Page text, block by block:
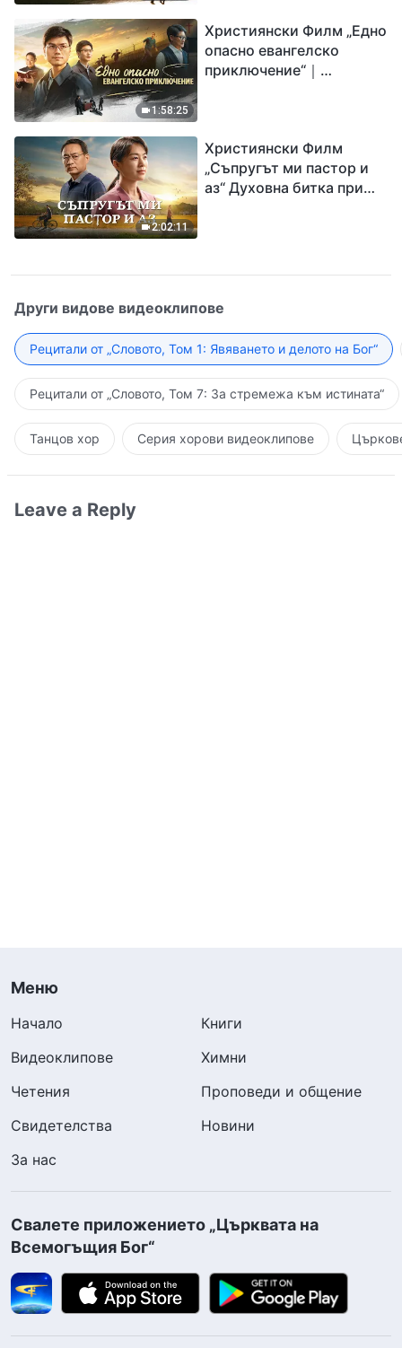
1:58:25
Християнски Филм „Едно
опасно евангелско
приключение“｜
Исус
2:02:11
Християнски Филм
„Съпругът ми пастор и
аз“ Духовна битка при
Други видове видеоклипове
Рецитали от „Словото, Том 1: Явяването и делото на Бог“
Рецитали от „Словото, Том 7: За стремежа към истината“
Танцов хор Серия хорови видеоклипове
Leave a Reply
Меню
Начало
Книги
Видеоклипове
Химни
Четения
Проповеди и общение
Свидетелства
Новини
За нас
Свалете приложението „Църквата на
Всемогъщия Бог“